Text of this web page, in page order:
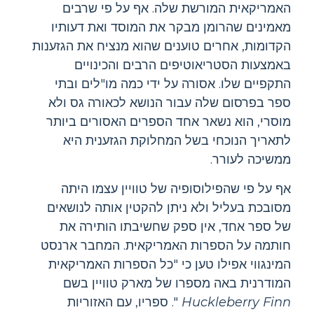
האמריקאית המורשת שלה. אף על פי שרבים
מאמינים שהרומן מבקר את המוסד ואת דעותיו
הקדומות, אחרים טוענים שהוא מנציח את הגזענות
באמצעות הסטריאוטיפים הרבים והכינויים
התקפיים שלו. אסורה על ידי כמה מו"לים ובתי
ספר בפרסום שלה עבור הנושא לכאורה גס ולא
מוסרי, הוא נשאר אחד הספרים האסורים ביותר
לתאריך הנוכחי בשל המחלוקת הגזענית היא
ממשיכה לעורר.
אף על פי שהפילוסופיה של טוויין עצמו היתה
מסובכת בעליל ולא ניתן להקטין אותה לנושאים
של ספר אחד, אין ספק שחשיבתו הותירה את
חותמה על הספרות האמריקאית. המחבר ארנסט
המינגווי אפילו טען כי "כל הספרות האמריקאית
המודרנית באה מספרו של מארק טוויין בשם
Huckleberry Finn ". ספריו, עם האזוריות